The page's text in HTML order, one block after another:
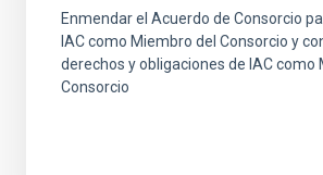
Enmendar el Acuerdo de Consorcio
IAC como Miembro del Consorcio y
derechos y obligaciones de IAC como
Consorcio